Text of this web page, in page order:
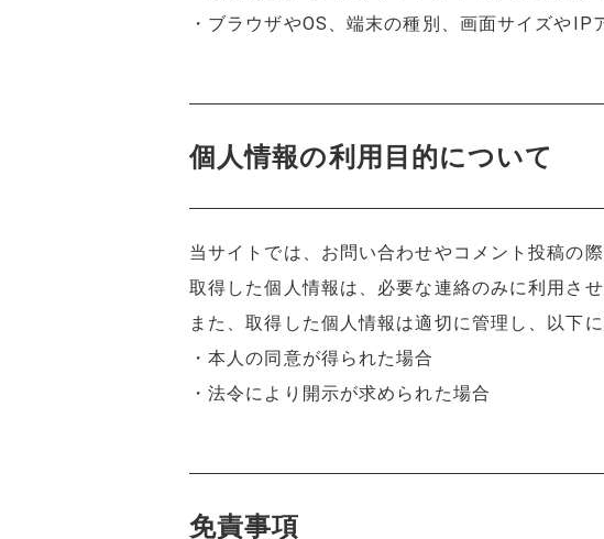
・ブラウザやOS、端末の種別、画面サイズや
個人情報の利用目的について
当サイトでは、お問い合わせやコメント投稿の
取得した個人情報は、必要な連絡のみに利用さ
また、取得した個人情報は適切に管理し、以下
・本人の同意が得られた場合
・法令により開示が求められた場合
免責事項